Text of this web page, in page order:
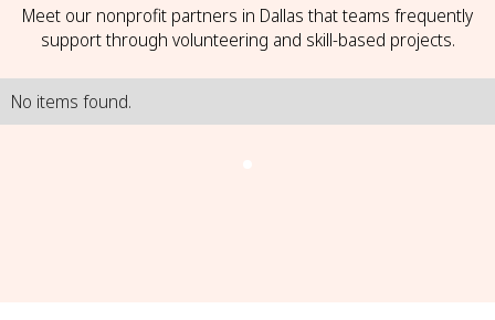
Meet our nonprofit partners in Dallas that teams frequently
support through volunteering and skill-based projects.
No items found.